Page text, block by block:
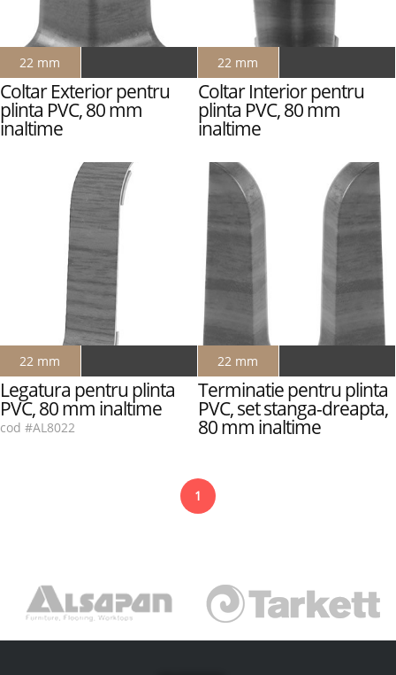
22 mm
Coltar Exterior pentru
plinta PVC, 80 mm
inaltime
22 mm
Coltar Interior pentru
plinta PVC, 80 mm
inaltime
22 mm
Legatura pentru plinta
PVC, 80 mm inaltime
cod #AL8022
22 mm
Terminatie pentru plinta
PVC, set stanga-dreapta,
80 mm inaltime
1